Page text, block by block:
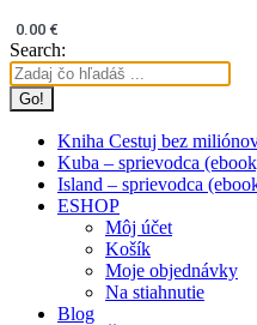
0.00 €
Search:
Kniha Cestuj bez
Kuba – sprievodca
Island – sprievodca
ESHOP
Môj účet
Košík
Moje objednávky
Na stiahnutie
Blog